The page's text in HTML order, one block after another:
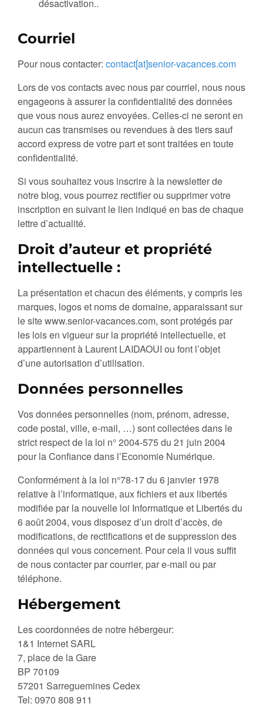
désactivation..
Courriel
Pour nous contacter: contact[at]senior-vacances.com
Lors de vos contacts avec nous par courriel, nous nous
engageons à assurer la confidentialité des données
que vous nous aurez envoyées. Celles-ci ne seront en
aucun cas transmises ou revendues à des tiers sauf
accord express de votre part et sont traitées en toute
confidentialité.
Si vous souhaitez vous inscrire à la newsletter de
notre blog, vous pourrez rectifier ou supprimer votre
inscription en suivant le lien indiqué en bas de chaque
lettre d’actualité.
Droit d’auteur et propriété
intellectuelle :
La présentation et chacun des éléments, y compris les
marques, logos et noms de domaine, apparaissant sur
le site www.senior-vacances.com, sont protégés par
les lois en vigueur sur la propriété intellectuelle, et
appartiennent à Laurent LAIDAOUI ou font l’objet
d’une autorisation d’utilisation.
Données personnelles
Vos données personnelles (nom, prénom, adresse,
code postal, ville, e-mail, …) sont collectées dans le
strict respect de la loi n° 2004-575 du 21 juin 2004
pour la Confiance dans l’Economie Numérique.
Conformément à la loi n°78-17 du 6 janvier 1978
relative à l’informatique, aux fichiers et aux libertés
modifiée par la nouvelle loi Informatique et Libertés du
6 août 2004, vous disposez d’un droit d’accès, de
modifications, de rectifications et de suppression des
données qui vous concernent. Pour cela il vous suffit
de nous contacter par courrier, par e-mail ou par
téléphone.
Hébergement
Les coordonnées de notre hébergeur:
1&1 Internet SARL
7, place de la Gare
BP 70109
57201 Sarreguemines Cedex
Tel: 0970 808 911